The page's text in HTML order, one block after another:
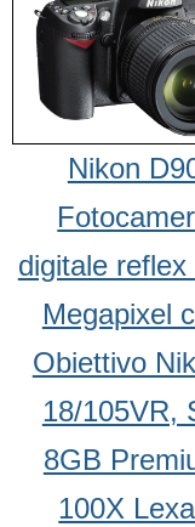
Nikon
digitale reflex
Megapixel
Obiettivo
18/105VR,
8GB
100X